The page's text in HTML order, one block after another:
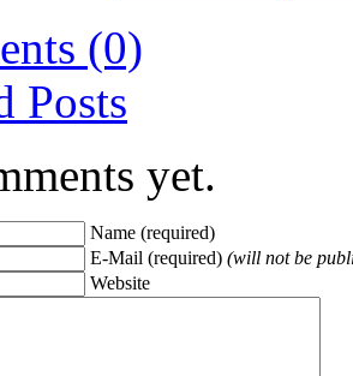
(0)
Posts
yet.
Name (required)
E-Mail (required) (will not be
Website